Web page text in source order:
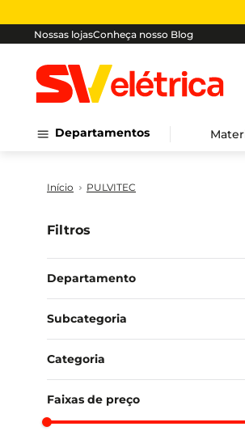
Nossas lojasConheça nosso Blog
Departamentos
PULVITEC
Filtros
Departamento
Materiais Elétricos
Subcategoria
Colas
Categoria
Conexões Elétricas e
Faixas de preço